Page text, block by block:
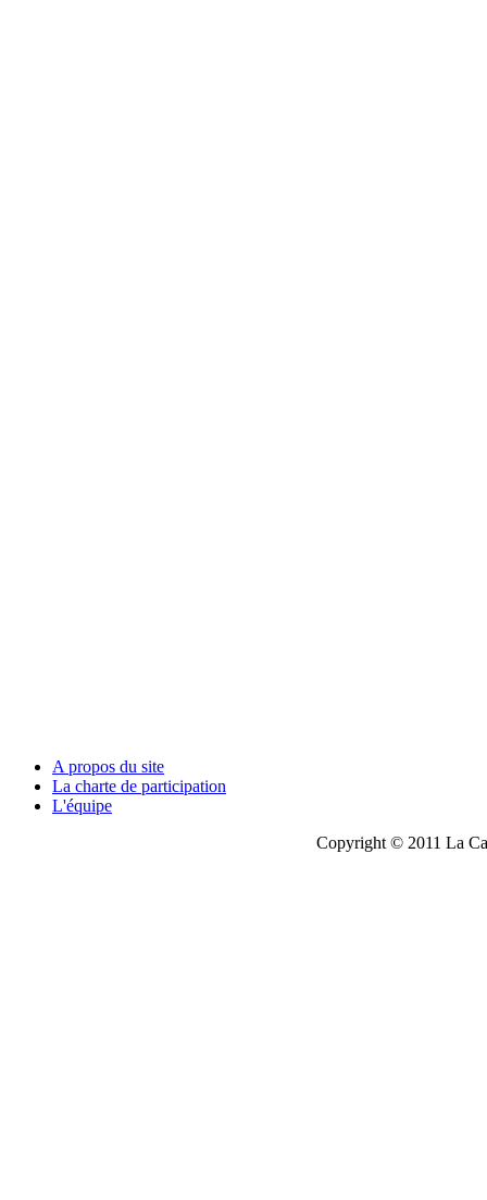
A propos du site
La charte de participation
L'équipe
Copyright © 2011 La